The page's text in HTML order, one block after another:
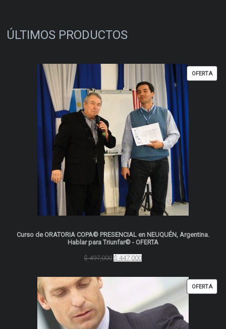
ÚLTIMOS PRODUCTOS
OFERTA
Curso de ORATORIA COPA© PRESENCIAL en NEUQUÉN, Argentina.
Hablar para Triunfar© - OFERTA
$497,000 El
original
$ 447,000El
actual
$ 447,000.
OFERTA